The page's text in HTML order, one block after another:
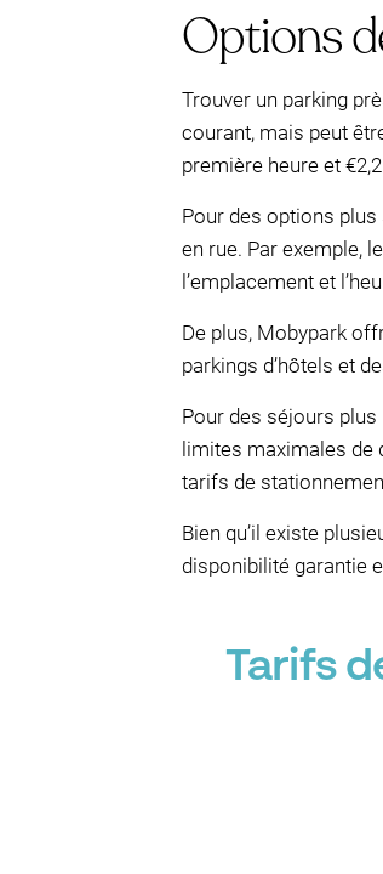
Options
Trouver un parking
courant, mais peut
première heure et
Pour des options
en rue. Par exemple,
l’emplacement et
De plus, Mobypark
parkings d’hôtels et
Pour des séjours
limites maximales de
tarifs de
Bien qu’il existe
disponibilité garantie
Tarifs